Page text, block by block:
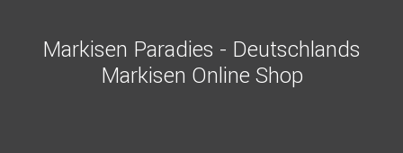
Markisen Paradies - Deutschlands
Markisen Online Shop